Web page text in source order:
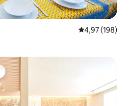
4,97 af 5 í
4,97 (198)